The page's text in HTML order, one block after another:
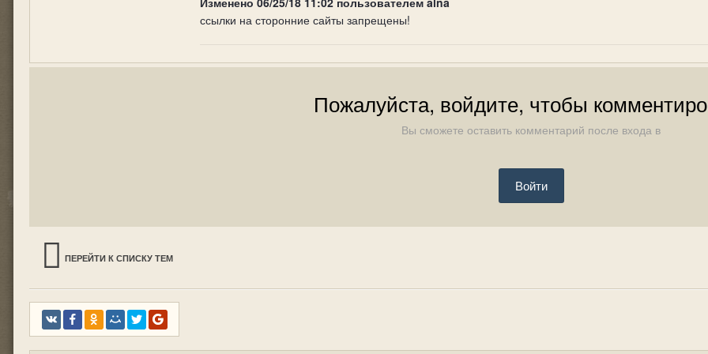
ссылки на сторонние сайты запрещены!
Пожалуйста, войдите, чтобы
Вы сможете оставить комментарий после входа в
Войти
ПЕРЕЙТИ К СПИСКУ ТЕМ